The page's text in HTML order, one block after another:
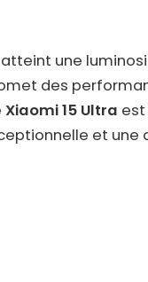
atteint une
des
Xiaomi 15 Ultra
et une